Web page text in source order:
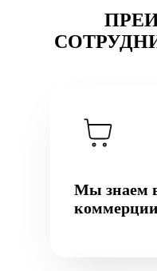
Мы знаем